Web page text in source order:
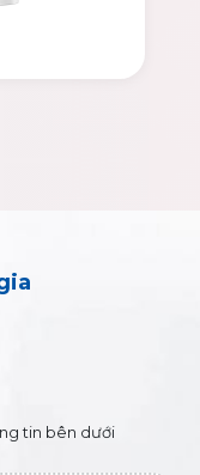
gói
tin bên dưới